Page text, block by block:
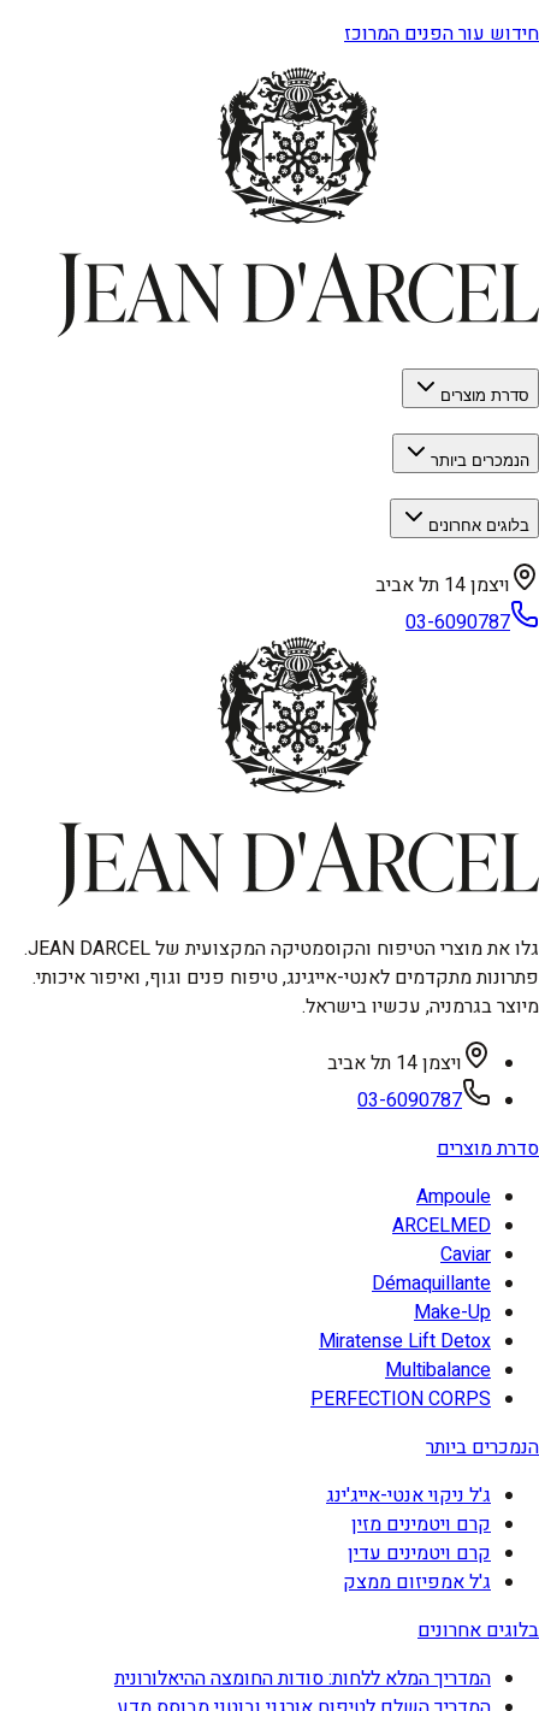
חידוש עור הפנים המרוכז
סדרת מוצרים
הנמכרים ביותר
בלוגים אחרונים
ויצמן 14 תל אביב
03-6090787
גלו את מוצרי הטיפוח והקוסמטיקה המקצועית של JEAN DARCEL.
פתרונות מתקדמים לאנטי-אייגינג, טיפוח פנים וגוף, ואיפור איכותי.
מיוצר בגרמניה, עכשיו בישראל.
ויצמן 14 תל אביב
03-6090787
סדרת מוצרים
Ampoule
ARCELMED
Caviar
Démaquillante
Make-Up
Miratense Lift Detox
Multibalance
PERFECTION CORPS
הנמכרים ביותר
ג'ל ניקוי אנטי-אייג'ינג
קרם ויטמינים מזין
קרם ויטמינים עדין
ג'ל אמפיזום ממצק
בלוגים אחרונים
המדריך המלא ללחות: סודות החומצה ההיאלורונית